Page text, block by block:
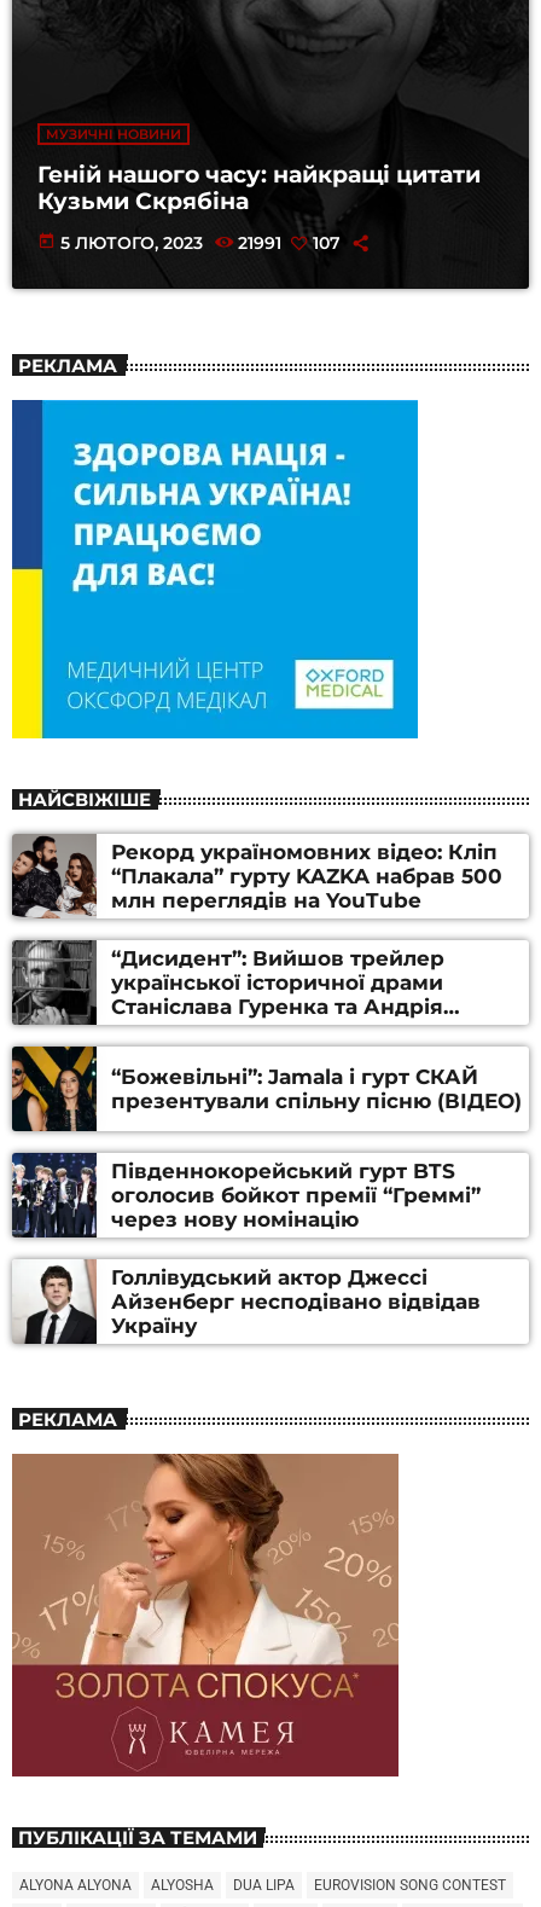
МУЗИЧНІ НОВИНИ
Геній нашого часу: найкращі цитати
Кузьми Скрябіна
today 5 ЛЮТОГО, 2023 21991 107
РЕКЛАМА
НАЙСВІЖІШЕ
Рекорд україномовних відео: Кліп
“Плакала” гурту KAZKA набрав 500
млн переглядів на YouTube
“Дисидент”: Вийшов трейлер
української історичної драми
Станіслава Гуренка та Андрія
Алфьорова (ВІДЕО)
“Божевільні”: Jamala і гурт СКАЙ
презентували спільну пісню (ВІДЕО)
Південнокорейський гурт BTS
оголосив бойкот премії “Греммі”
через нову номінацію
Голлівудський актор Джессі
Айзенберг несподівано відвідав
Україну
РЕКЛАМА
ПУБЛІКАЦІЇ ЗА ТЕМАМИ
ALYONA ALYONA ALYOSHA DUA LIPA
EUROVISION SONG CONTEST